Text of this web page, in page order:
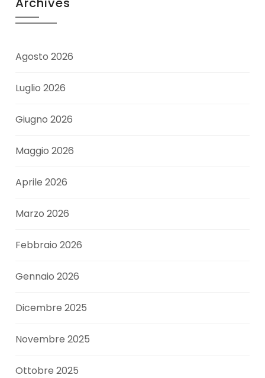
Agosto 2026
Luglio 2026
Giugno 2026
Maggio 2026
Aprile 2026
Marzo 2026
Febbraio 2026
Gennaio 2026
Dicembre 2025
Novembre 2025
Ottobre 2025